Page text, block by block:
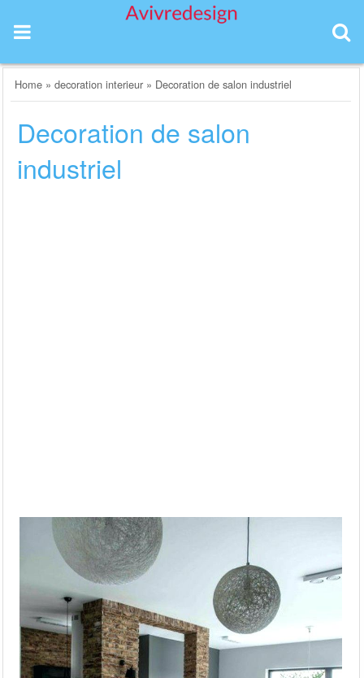
content
Home »decoration interieur » Decoration de salon industriel
Decoration de salon
industriel